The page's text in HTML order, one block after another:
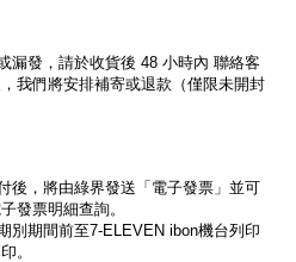
漏發，請於收貨後 48 小時內 聯絡客
我們將安排補寄或退款（僅限未開封
後，將由綠界發送「電子發票」並可
發票明細查詢。
別期間前至7-ELEVEN ibon機台列印
。